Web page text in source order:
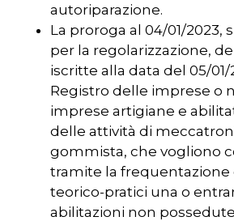
autoriparazione.
La proroga al 04/01/2023,
per la regolarizzazione,
iscritte alla data del 05/01/
Registro delle imprese o
imprese artigiane e
delle attività di
gommista, che vogliono
tramite la frequentazione
teorico-pratici una o
abilitazioni non